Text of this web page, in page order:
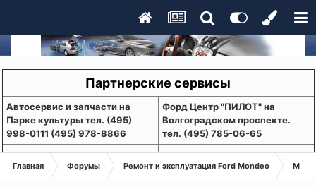
Партнерские сервисы
Aвтосервис и запчасти на
Парке культуры тел. (495)
998-0111 (495) 978-8866
Форд Центр "ПИЛОТ" на
Волгоградском проспекте.
тел. (495) 785-06-65
Главная Форумы Ремонт и эксплуатация Ford Mondeo